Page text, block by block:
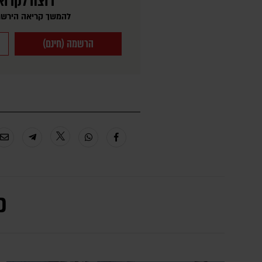
להמשך קריאה
הרשמה (חינם)